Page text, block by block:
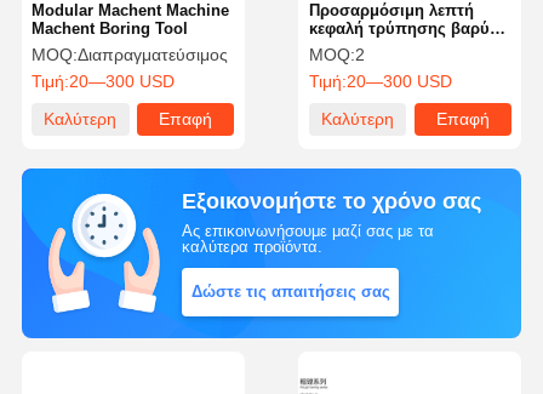
Modular Machent Machine
Machent Boring Tool
MOQ:Διαπραγματεύσιμος
Τιμή:20—300 USD
Καλύτερη
Επαφή
Προσαρμόσιμη λεπτή
κεφαλή τρύπησης βαρύ
φορτίο συνδυασμένη μη
τυποποιημένη
MOQ:2
Τιμή:20—300 USD
Καλύτερη
Επαφή
Εξοικονομήστε το χρόνο σας
Ας επικοινωνήσουμε μαζί σας με τα
καλύτερα προϊόντα.
Δώστε τις απαιτήσεις σας